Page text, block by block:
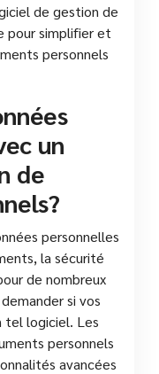
de gestion de
pour simplifier et
personnels
un
de
personnelles
la sécurité
de nombreux
si vos
tel logiciel. Les
personnels
avancées